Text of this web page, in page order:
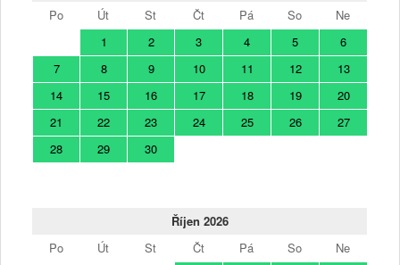
Po
Út St Čt Pá So
Ne
1
2 3 4 5
6
7
8 9 10 11 12
13
14
15 16 17 18 19
20
21
22 23 24 25 26
27
28
29 30
Říjen 2026
Po
Út St Čt Pá So
Ne